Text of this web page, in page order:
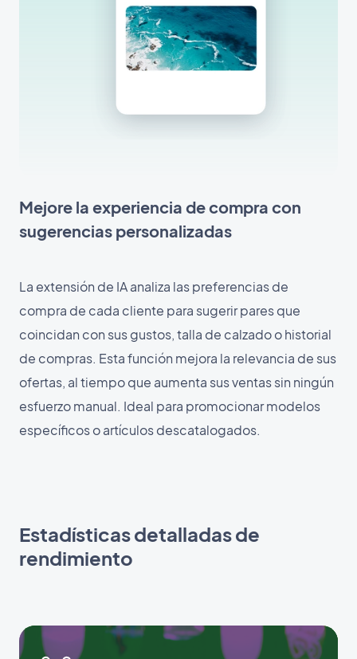
Mejore la experiencia de compra con
sugerencias personalizadas
La extensión de IA analiza las preferencias de
compra de cada cliente para sugerir pares que
coincidan con sus gustos, talla de calzado o historial
de compras. Esta función mejora la relevancia de sus
ofertas, al tiempo que aumenta sus ventas sin ningún
esfuerzo manual. Ideal para promocionar modelos
específicos o artículos descatalogados.
Estadísticas detalladas de
rendimiento